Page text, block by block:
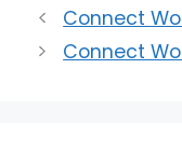
Connect
Connect